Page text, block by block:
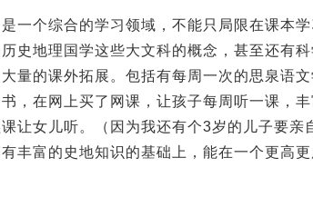
一个综合的学习领域，不能只局限在课本
史地理国学这些大文科的概念，甚至还有
量的课外拓展。包括有每周一次的思泉语
，在网上买了网课，让孩子每周听一课，
让女儿听。（因为我还有个3岁的儿子要亲
丰富的史地知识的基础上，能在一个更高